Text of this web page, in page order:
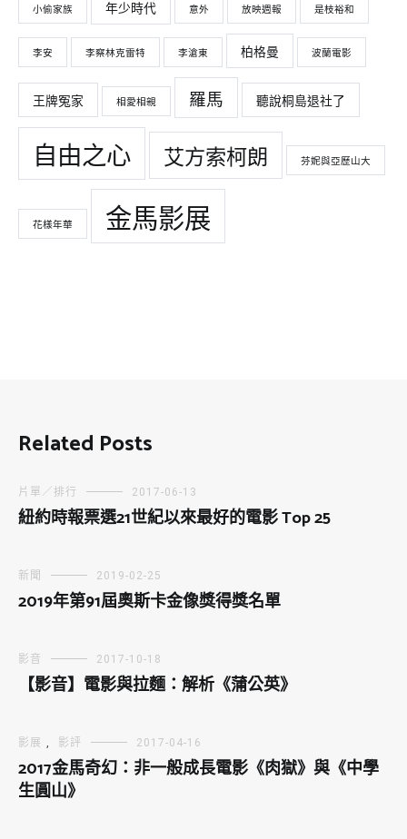
小偷家族 年少時代 意外 放映週報 是枝裕和
李安 李察林克雷特 李滄東 柏格曼 波蘭電影
王牌冤家 相愛相親 羅馬 聽說桐島退社了
自由之心 艾方索柯朗 芬妮與亞歷山大
花樣年華 金馬影展
Related Posts
片單／排行 2017-06-13
紐約時報票選21世紀以來最好的電影 Top 25
新聞 2019-02-25
2019年第91屆奧斯卡金像獎得獎名單
影音 2017-10-18
【影音】電影與拉麵：解析《蒲公英》
影展 , 影評 2017-04-16
2017金馬奇幻：非一般成長電影《肉獄》與《中學
生圓山》